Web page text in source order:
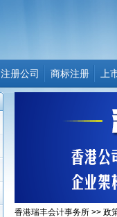
注册公司 商标注册 上
香港瑞丰会计事务所 >> 政